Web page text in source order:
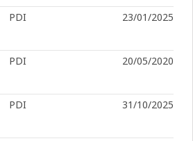
PDI 23/01/2025
PDI 20/05/2020
PDI 31/10/2025